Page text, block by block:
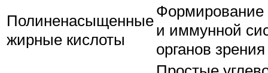
Полиненасыщенные
жирные кислоты
Формирование
и иммунной
органов зрения